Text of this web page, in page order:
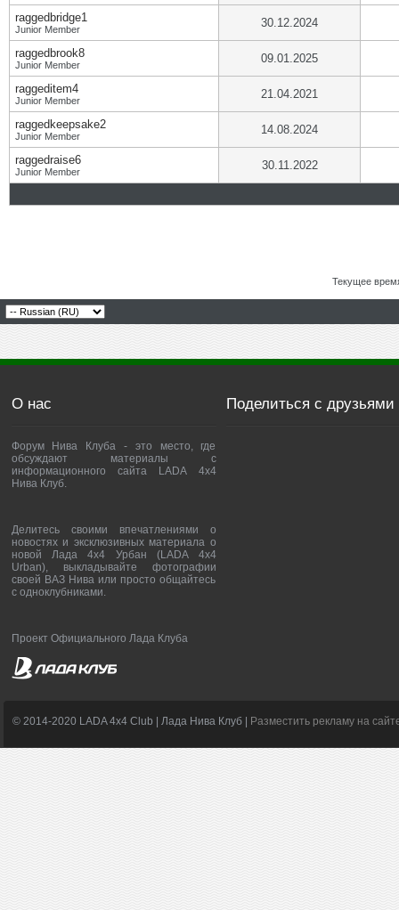
raggedbridge1
Junior Member 30.12.2024
raggedbrook8
Junior Member 09.01.2025
raggeditem4
Junior Member 21.04.2021
raggedkeepsake2
Junior Member 14.08.2024
raggedraise6
Junior Member 30.11.2022
Текущее
О нас
Форум Нива Клуба - это место, где
обсуждают материалы с
информационного сайта LADA 4x4
Нива Клуб.
Делитесь своими впечатлениями о
новостях и эксклюзивных материала о
новой Лада 4х4 Урбан (LADA 4x4
Urban), выкладывайте фотографии
своей ВАЗ Нива или просто общайтесь
с одноклубниками.
Проект Официального Лада Клуба
Поделиться с друзьями
© 2014-2020 LADA 4x4 Club | Лада Нива Клуб | Разместить рекламу на